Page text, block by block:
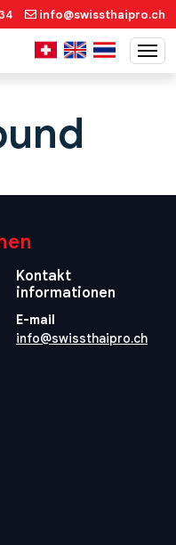
info@swissthaipro.ch
Kontakt
informationen
E-mail
info@swissthaipro.ch